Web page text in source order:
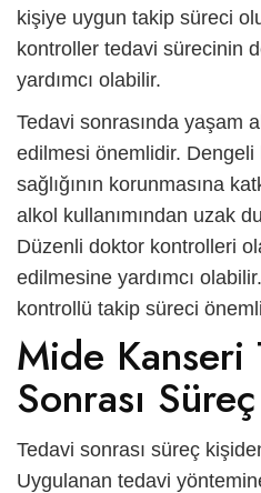
kişiye uygun takip süreci
kontroller tedavi sürecinin
yardımcı olabilir.
Tedavi sonrasında yaşam
edilmesi önemlidir.
sağlığının korunmasına
alkol kullanımından uzak
Düzenli doktor kontrolleri
edilmesine yardımcı
kontrollü takip süreci
Mide Kanseri
Sonrası
Tedavi sonrası süreç
Uygulanan tedavi